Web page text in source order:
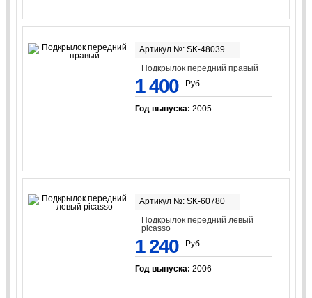
Артикул №: SK-48039
Подкрылок передний правый
1 400 Руб.
Год выпуска: 2005-
Артикул №: SK-60780
Подкрылок передний левый
picasso
1 240 Руб.
Год выпуска: 2006-